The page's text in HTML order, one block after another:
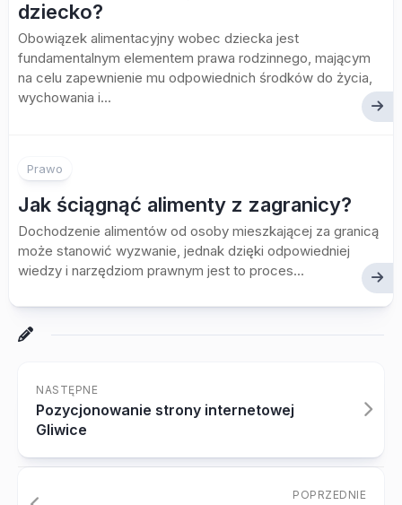
dziecko?
Obowiązek alimentacyjny wobec dziecka jest
fundamentalnym elementem prawa rodzinnego, mającym
na celu zapewnienie mu odpowiednich środków do życia,
wychowania i...
Prawo
Jak ściągnąć alimenty z zagranicy?
Dochodzenie alimentów od osoby mieszkającej za granicą
może stanowić wyzwanie, jednak dzięki odpowiedniej
wiedzy i narzędziom prawnym jest to proces...
NASTĘPNE
Pozycjonowanie strony internetowej
Gliwice
POPRZEDNIE